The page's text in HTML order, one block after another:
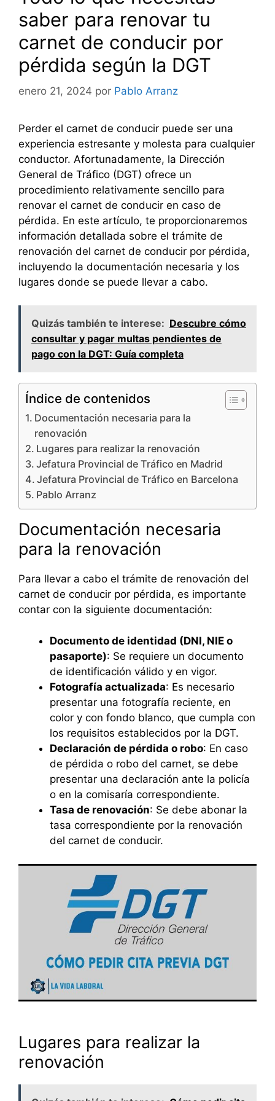
saber para renovar tu
carnet de conducir por
pérdida según la DGT
enero 21, 2024 por Pablo Arranz
Perder el carnet de conducir puede ser una
experiencia estresante y molesta para cualquier
conductor. Afortunadamente, la Dirección
General de Tráfico (DGT) ofrece un
procedimiento relativamente sencillo para
renovar el carnet de conducir en caso de
pérdida. En este artículo, te proporcionaremos
información detallada sobre el trámite de
renovación del carnet de conducir por pérdida,
incluyendo la documentación necesaria y los
lugares donde se puede llevar a cabo.
Quizás también te interese: Descubre cómo
consultar y pagar multas pendientes de
pago con la DGT: Guía completa
Índice de contenidos
Documentación necesaria para la
renovación
Lugares para realizar la renovación
Jefatura Provincial de Tráfico en Madrid
Jefatura Provincial de Tráfico en Barcelona
Pablo Arranz
Documentación necesaria
para la renovación
Para llevar a cabo el trámite de renovación del
carnet de conducir por pérdida, es importante
contar con la siguiente documentación:
Documento de identidad (DNI, NIE o
pasaporte): Se requiere un documento
de identificación válido y en vigor.
Fotografía actualizada: Es necesario
presentar una fotografía reciente, en
color y con fondo blanco, que cumpla con
los requisitos establecidos por la DGT.
Declaración de pérdida o robo: En caso
de pérdida o robo del carnet, se debe
presentar una declaración ante la policía
o en la comisaría correspondiente.
Tasa de renovación: Se debe abonar la
tasa correspondiente por la renovación
del carnet de conducir.
Lugares para realizar la
renovación